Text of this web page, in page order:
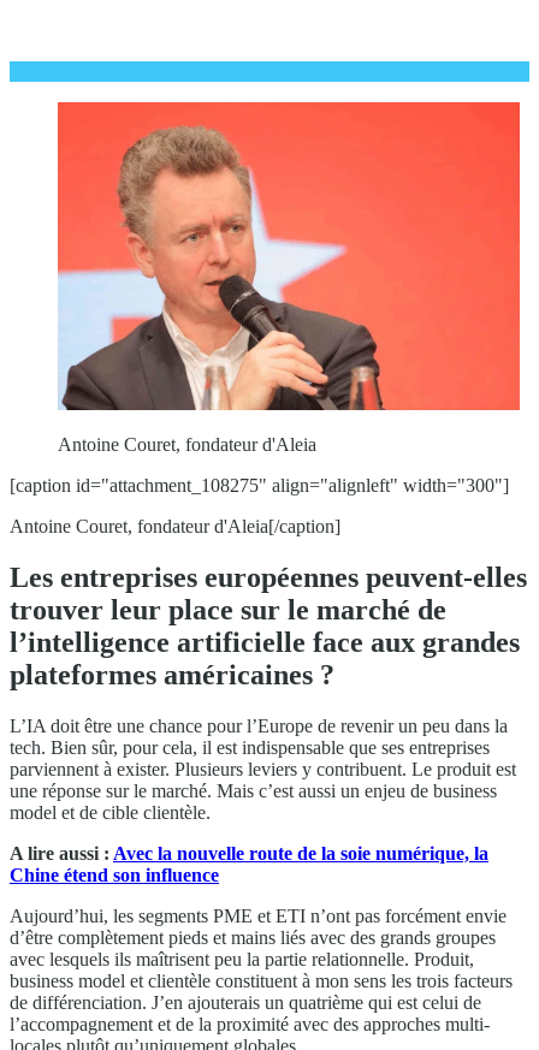
Antoine Couret, fondateur d'Aleia
[caption id="attachment_108275" align="alignleft" width="300"]
Antoine Couret, fondateur d'Aleia[/caption]
Les entreprises européennes peuvent-elles
trouver leur place sur le marché de
l’intelligence artificielle face aux grandes
plateformes américaines ?
L’IA doit être une chance pour l’Europe de revenir un peu dans la
tech. Bien sûr, pour cela, il est indispensable que ses entreprises
parviennent à exister. Plusieurs leviers y contribuent. Le produit est
une réponse sur le marché. Mais c’est aussi un enjeu de business
model et de cible clientèle.
A lire aussi : Avec la nouvelle route de la soie numérique, la
Chine étend son influence
Aujourd’hui, les segments PME et ETI n’ont pas forcément envie
d’être complètement pieds et mains liés avec des grands groupes
avec lesquels ils maîtrisent peu la partie relationnelle. Produit,
business model et clientèle constituent à mon sens les trois facteurs
de différenciation. J’en ajouterais un quatrième qui est celui de
l’accompagnement et de la proximité avec des approches multi-
locales plutôt qu’uniquement globales.